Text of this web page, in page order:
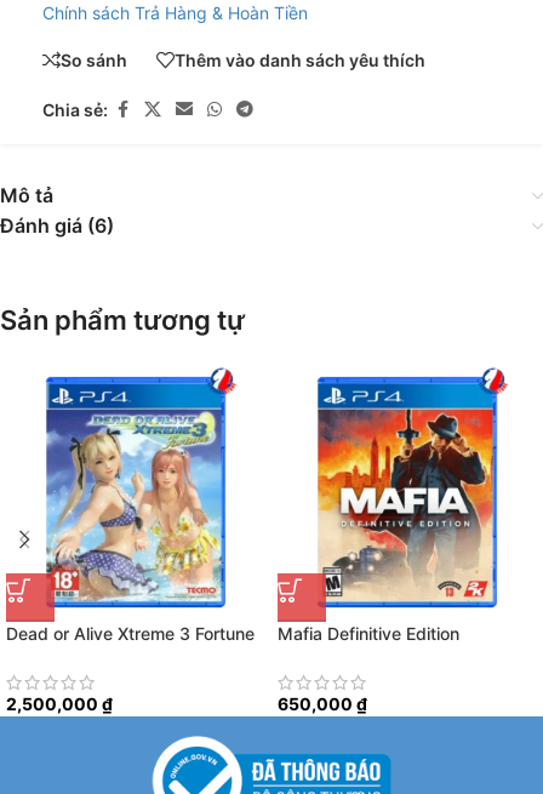
Chính sách Trả Hàng & Hoàn Tiền
So sánh Thêm vào danh sách yêu thích
Chia sẻ:
Mô tả
Đánh giá (6)
Sản phẩm tương tự
Dead or Alive Xtreme 3 Fortune
2,500,000 ₫
Mafia Definitive Edition
650,000 ₫